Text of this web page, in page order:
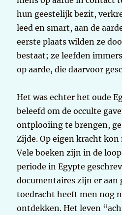
hun geestelijk bezit,
leed en smart, aan de
eerste plaats wilden ze
bestaat; ze leefden
op aarde, die daarvoor
Het was echter het oude
beleefd om de occulte
ontplooiing te brengen,
Zijde. Op eigen kracht
Vele boeken zijn in de
periode in Egypte
documentaires zijn er aan
toedracht heeft men nog
ontdekken. Het leven